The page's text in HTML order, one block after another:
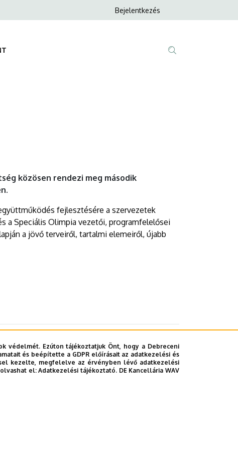
Anonim
Bejelentkezés
közösen rendezi meg második
fejlesztésére a szervezetek
a Speciális Olimpia vezetői, programfelelősei
a jövő terveiről, tartalmi elemeiről, újabb
védelmét. Ezúton tájékoztatjuk Önt, hogy a Debreceni
és beépítette a GDPR előírásait az adatkezelési és
kezelte, megfelelve az érvényben lévő adatkezelési
olvashat el:Adatkezelési tájékoztató. DE Kancellária WAV